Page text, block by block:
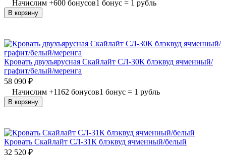
Начислим +600 бонусов1 бонус = 1 рубль
В корзину
Кровать двухъярусная Скайлайт СЛ-30К блэквуд ячменный/
графит/белый/меренга
58 090 ₽
Начислим +1162 бонусов1 бонус = 1 рубль
В корзину
Кровать Скайлайт СЛ-31К блэквуд ячменный/белый
32 520 ₽